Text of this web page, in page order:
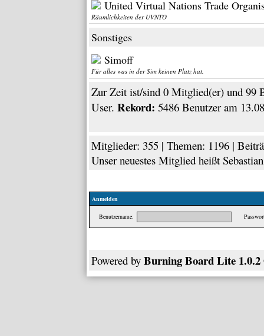
United Virtual Nations Trade
Räumlichkeiten der UVNTO
Sonstiges
Simoff
Für alles was in der Sim keinen Platz hat.
Zur Zeit ist/sind 0 Mitglied(er) und 99
User. Rekord: 5486 Benutzer am
Mitglieder: 355 | Themen: 1196 |
Unser neuestes Mitglied heißt
Anmelden
Benutzername:
Powered by Burning Board Lite 1.0.2